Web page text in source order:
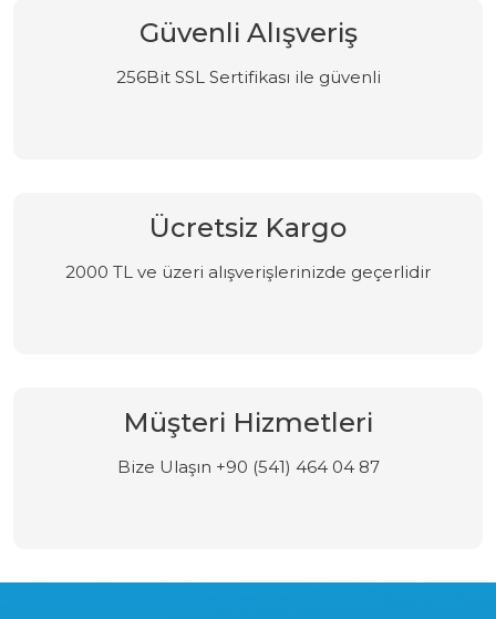
Güvenli Alışveriş
256Bit SSL Sertifikası ile güvenli
Ücretsiz Kargo
2000 TL ve üzeri alışverişlerinizde geçerlidir
Müşteri Hizmetleri
Bize Ulaşın +90 (541) 464 04 87